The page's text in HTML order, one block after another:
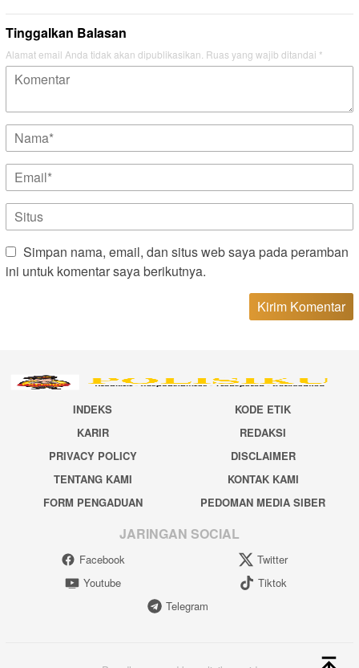
Tinggalkan Balasan
Alamat email Anda tidak akan dipublikasikan. Ruas yang wajib ditandai *
Simpan nama, email, dan situs web saya pada peramban
ini untuk komentar saya berikutnya.
INDEKS
KODE ETIK
KARIR
REDAKSI
PRIVACY POLICY
DISCLAIMER
TENTANG KAMI
KONTAK KAMI
FORM PENGADUAN
PEDOMAN MEDIA SIBER
JARINGAN SOCIAL
Facebook
Twitter
Youtube
Tiktok
Telegram